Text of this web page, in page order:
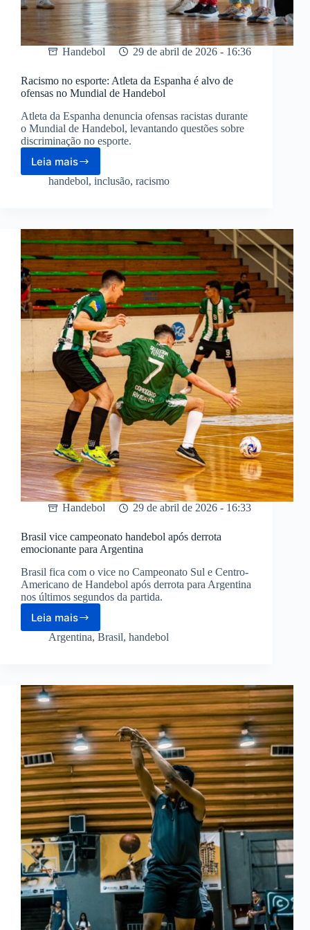
Handebol 29 de abril de 2026 - 16:36
Racismo no esporte: Atleta da Espanha é alvo de
ofensas no Mundial de Handebol
Atleta da Espanha denuncia ofensas racistas durante
o Mundial de Handebol, levantando questões sobre
discriminação no esporte.
Leia maisRacismo
no
Espanha
é
alvo
de
ofensas
no
Mundial
de
Handebol
handebol, inclusão, racismo
Handebol 29 de abril de 2026 - 16:33
Brasil vice campeonato handebol após derrota
emocionante para Argentina
Brasil fica com o vice no Campeonato Sul e Centro-
Americano de Handebol após derrota para Argentina
nos últimos segundos da partida.
Leia mais
Brasil
vice
derrota
emocionante
para
Argentina
Argentina, Brasil, handebol